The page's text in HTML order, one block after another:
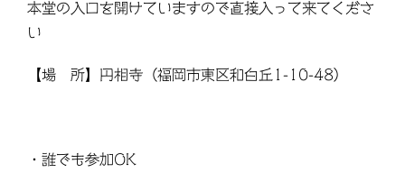
本堂の入口を開けていますので直接入って来てくださ
い
【場 所】円相寺（福岡市東区和白丘1-10-48）
・誰でも参加OK